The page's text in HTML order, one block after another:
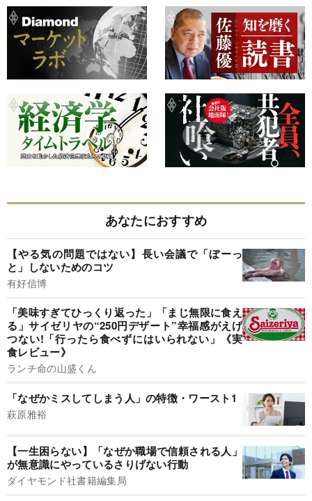
あなたにおすすめ
【やる気の問題ではない】長い会議で「ぼーっ
と」しないためのコツ
有好信博
「美味すぎてひっくり返った」「まじ無限に食え
る」サイゼリヤの“250円デザート”幸福感がえげ
つない!「行ったら食べずにはいられない」《実
食レビュー》
ランチ命の山盛くん
「なぜかミスしてしまう人」の特徴・ワースト1
萩原雅裕
【一生困らない】「なぜか職場で信頼される人」
が無意識にやっているさりげない行動
ダイヤモンド社書籍編集局